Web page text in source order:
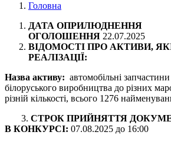
Головна
ДАТА ОПРИЛЮДНЕННЯ
ОГОЛОШЕННЯ 22.07.2025
ВІДОМОСТІ ПРО АКТИВИ,
РЕАЛІЗАЦІЇ:
Назва активу: автомобільні
білоруського виробництва до різних
різній кількості, всього 1276
3. СТРОК ПРИЙНЯТТЯ
В КОНКУРСІ: 07.08.2025 до 16:00